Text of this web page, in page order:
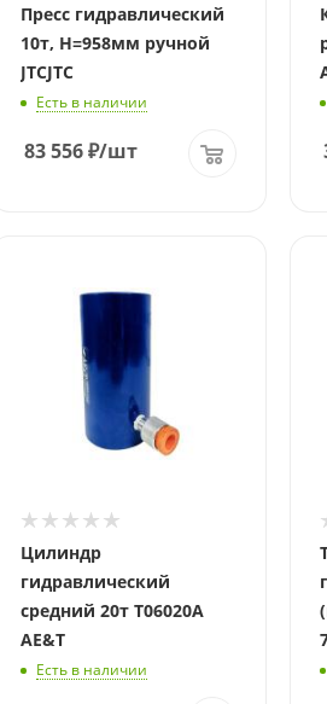
Пресс гидравлический
10т, Н=958мм ручной
JTCJTC
Есть в наличии
83 556₽/шт
Цилиндр
гидравлический
средний 20т T06020A
AE&T
Есть в наличии